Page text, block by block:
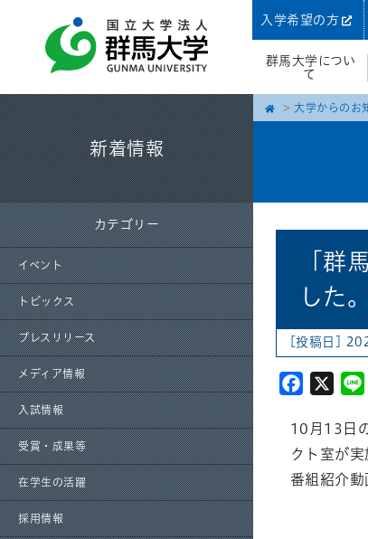
入学希望の方
群馬大学につい
て
新着情報
カテゴリー
イベント
トピックス
プレスリリース
メディア情報
入試情報
受賞・成果等
在学生の活躍
採用情報
大学からのお
「群
した。
[投稿日]
Facebook
X
10月13日
クト室が
番組紹介動